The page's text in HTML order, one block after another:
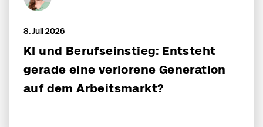
8. Juli 2026
KI und Berufseinstieg: Entsteht
gerade eine verlorene Generation
auf dem Arbeitsmarkt?